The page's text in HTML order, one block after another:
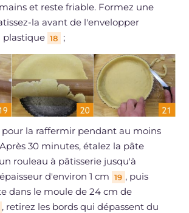
et reste friable. Formez une
la avant de l'envelopper
plastique 18 ;
la raffermir pendant au moins
30 minutes, étalez la pâte
rouleau à pâtisserie jusqu'à
d'environ 1 cm 19 , puis
dans le moule de 24 cm de
, retirez les bords qui dépassent du